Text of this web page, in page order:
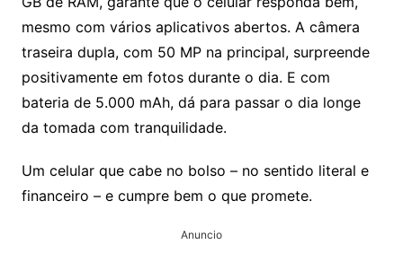
mesmo com vários aplicativos abertos. A câmera
traseira dupla, com 50 MP na principal, surpreende
positivamente em fotos durante o dia. E com
bateria de 5.000 mAh, dá para passar o dia longe
da tomada com tranquilidade.
Um celular que cabe no bolso – no sentido literal e
financeiro – e cumpre bem o que promete.
Anuncio